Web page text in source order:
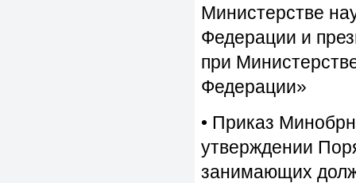
Министерстве
Федерации и
при
Федерации»
• Приказ
утверждении
занимающих